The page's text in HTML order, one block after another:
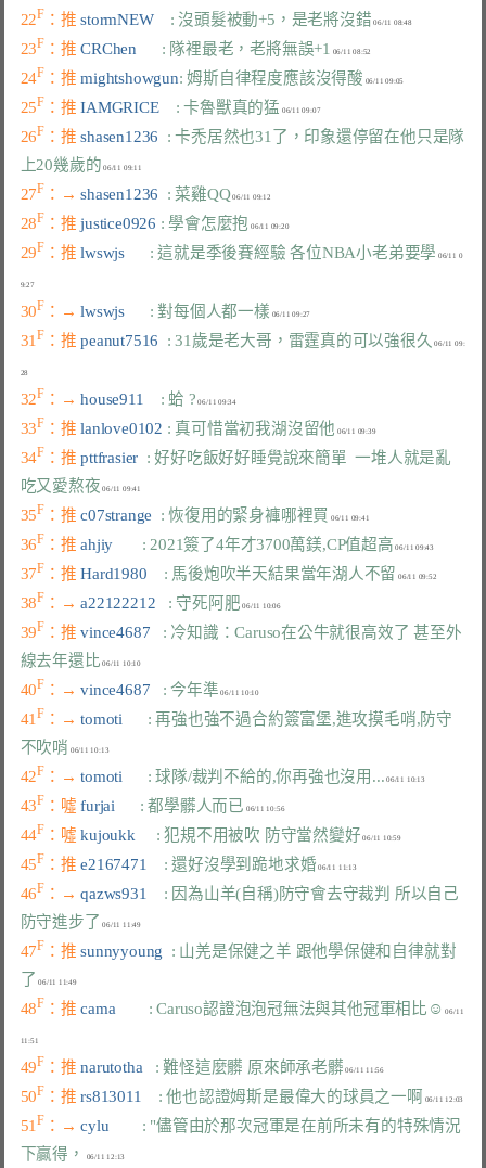
22F ：推 stormNEW : 沒頭髮被動+5，是老將沒錯 06/11 08:48
23F ：推 CRChen : 隊裡最老，老將無誤+1
24F ：推 mightshowgun: 姆斯自律程度應該沒得酸
25F ：推 IAMGRICE : 卡魯獸真的猛 06/11 09:07
26F ：推 shasen1236 : 卡禿居然也31了，印象還停留在他只是隊
上20幾歲的
27F ：→ shasen1236 : 菜雞QQ
28F ：推 justice0926 : 學會怎麼抱 06/11 09:20
29F ：推 lwswjs : 這就是季後賽經驗 各位NBA小老弟要學 06/11 0
9:27
30F ：→ lwswjs : 對每個人都一樣
31F ：推 peanut7516 : 31歲是老大哥，雷霆真的可以強很久 06/11 09:
32F ：→ house911 : 蛤 ?
33F ：推 lanlove0102 : 真可惜當初我湖沒留他 06/11 09:39
34F ：推 pttfrasier : 好好吃飯好好睡覺說來簡單  一堆人就是亂
吃又愛熬夜
35F ：推 c07strange : 恢復用的緊身褲哪裡買
36F ：推 ahjiy : 2021簽了4年才3700萬鎂,CP值超高
37F ：推 Hard1980 : 馬後炮吹半天結果當年湖人不留
38F ：→ a22122212 : 守死阿肥 06/11 10:06
39F ：推 vince4687 : 冷知識：Caruso在公牛就很高效了 甚至外
線去年還比
06/11 10:10
40F ：→ vince4687 : 今年準
41F ：→ tomoti : 再強也強不過合約簽富堡,進攻摸毛哨,防守
不吹哨
06/11 10:13
42F ：→ tomoti : 球隊/裁判不給的,你再強也沒用... 06/11 10:13
43F ：噓 furjai : 都學髒人而已 06/11 10:56
44F ：噓 kujoukk : 犯規不用被吹 防守當然變好 06/11 10:59
45F ：推 e2167471 : 還好沒學到跪地求婚 06/11 11:13
46F ：→ qazws931 : 因為山羊(自稱)防守會去守裁判 所以自己
防守進步了
06/11 11:49
47F ：推 sunnyyoung : 山羌是保健之羊 跟他學保健和自律就對
了
06/11 11:49
48F ：推 cama : Caruso認證泡泡冠無法與其他冠軍相比☺ 06/11
49F ：推 narutotha : 難怪這麼髒 原來師承老髒
50F ：推 rs813011 : 他也認證姆斯是最偉大的球員之一啊
51F ：→ cylu : "儘管由於那次冠軍是在前所未有的特殊情況
下贏得，